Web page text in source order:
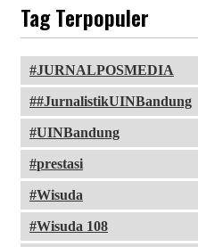
Tag Terpopuler
JURNALPOSMEDIA
#JurnalistikUINBandung
UINBandung
prestasi
Wisuda
Wisuda 108